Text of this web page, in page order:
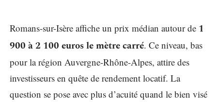
Romans-sur-Isère affiche un prix médian autour de 1
900 à 2 100 euros le mètre carré. Ce niveau, bas
pour la région Auvergne-Rhône-Alpes, attire des
investisseurs en quête de rendement locatif. La
question se pose avec plus d’acuité quand le bien visé